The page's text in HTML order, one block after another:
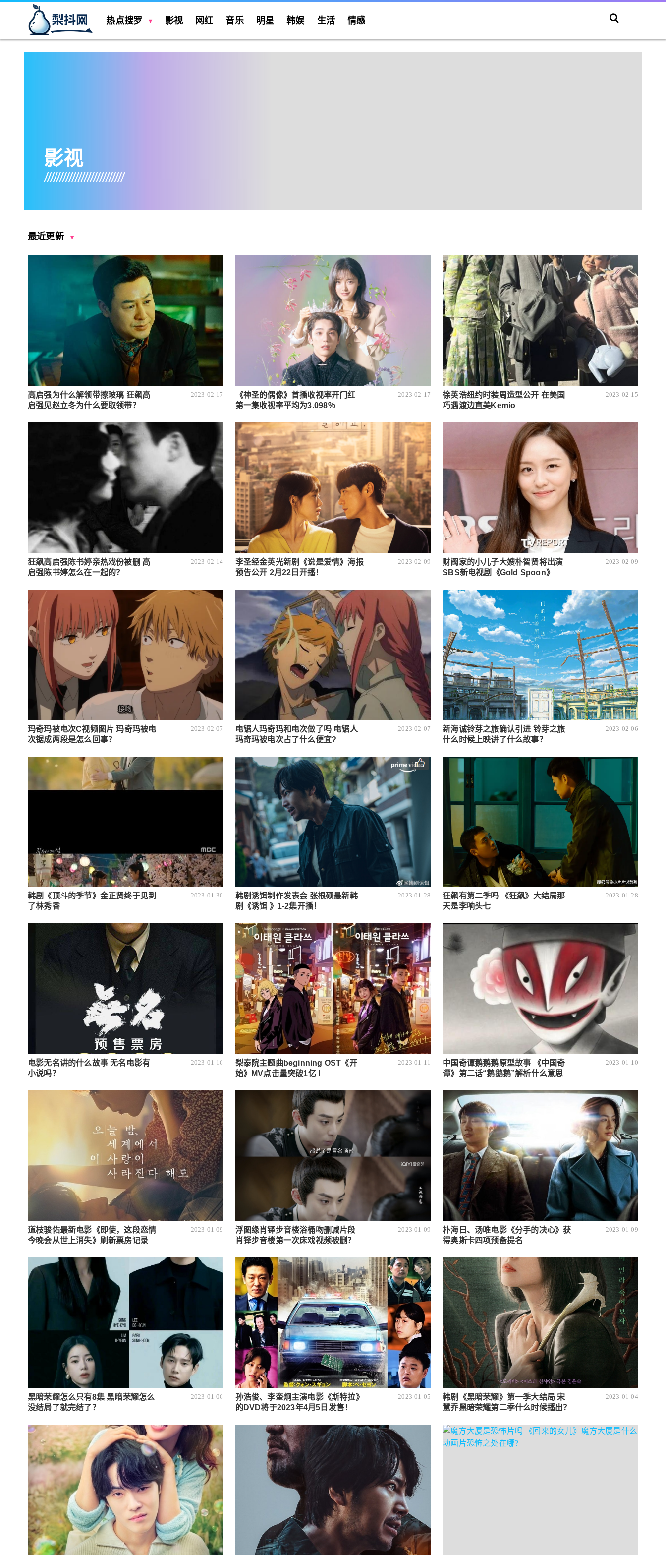
热点搜罗 影视 网红 音乐 明星 韩娱 生活 情感
影视
最近更新
高启强为什么解领带擦玻璃 狂飙高
启强见赵立冬为什么要取领带？
2023-02-17
《神圣的偶像》首播收视率开门红
第一集收视率平均为3.098％
2023-02-17
徐英浩纽约时装周造型公开 在美国
巧遇渡边直美Kemio
2023-02-15
狂飙高启强陈书婷亲热戏份被删 高
启强陈书婷怎么在一起的？
2023-02-14
李圣经金英光新剧《说是爱情》海报
预告公开 2月22日开播！
2023-02-09
财阀家的小儿子大嫂朴智贤将出演
SBS新电视剧《Gold Spoon》
2023-02-09
玛奇玛被电次C视频图片 玛奇玛被电
次锯成两段是怎么回事？
2023-02-07
电锯人玛奇玛和电次做了吗 电锯人
玛奇玛被电次占了什么便宜?
2023-02-07
新海诚铃芽之旅确认引进 铃芽之旅
什么时候上映讲了什么故事？
2023-02-06
韩剧《顶斗的季节》金正贤终于见到
了林秀香
2023-01-30
韩剧诱饵制作发表会 张根硕最新韩
剧《诱饵 》1-2集开播！
2023-01-28
狂飙有第二季吗 《狂飙》大结局那
天是李响头七
2023-01-28
电影无名讲的什么故事 无名电影有
小说吗？
2023-01-16
梨泰院主题曲beginning OST《开
始》MV点击量突破1亿 ​​!
2023-01-11
中国奇谭鹅鹅鹅原型故事 《中国奇
谭》第二话“鹅鹅鹅”解析什么意思
2023-01-10
道枝骏佑最新电影《即使，这段恋情
今晚会从世上消失》刷新票房记录
2023-01-09
浮图缘肖铎步音楼浴桶吻删减片段
肖铎步音楼第一次床戏视频被删？
2023-01-09
朴海日、汤唯电影《分手的决心》获
得奥斯卡四项预备提名
2023-01-09
黑暗荣耀怎么只有8集 黑暗荣耀怎么
没结局了就完结了？
2023-01-06
孙浩俊、李奎炯主演电影《斯特拉》
的DVD将于2023年4月5日发售！
2023-01-05
韩剧《黑暗荣耀》第一季大结局 宋
慧乔黑暗荣耀第二季什么时候播出？
2023-01-04